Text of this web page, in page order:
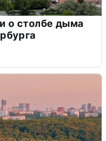
о столбе дыма